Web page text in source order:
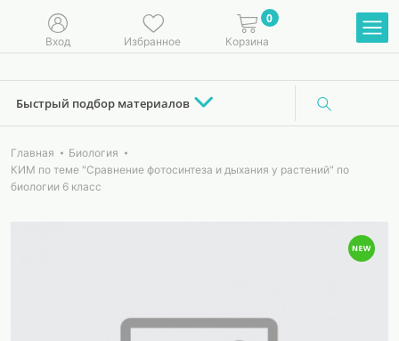
Вход Избранное
0
Корзина
Быстрый подбор материалов
Главная
Биология
КИМ по теме "Сравнение фотосинтеза и дыхания у растений" по
биологии 6 класс